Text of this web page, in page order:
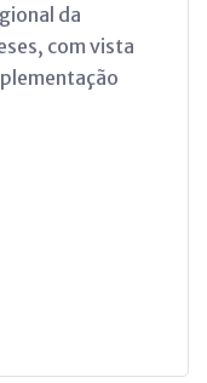
da
com vista